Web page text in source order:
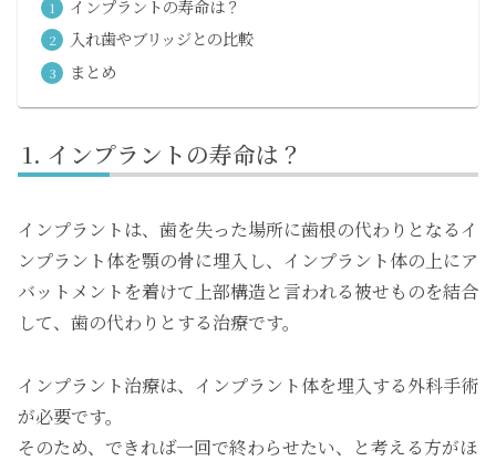
インプラントの寿命は？
入れ歯やブリッジとの比較
まとめ
インプラントの寿命は？
インプラントは、歯を失った場所に歯根の代わりとなるイ
ンプラント体を顎の骨に埋入し、インプラント体の上にア
バットメントを着けて上部構造と言われる被せものを結合
して、歯の代わりとする治療です。
インプラント治療は、インプラント体を埋入する外科手術
が必要です。
そのため、できれば一回で終わらせたい、と考える方がほ